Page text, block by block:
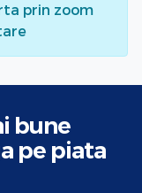
prin zoom
bune
pe piata